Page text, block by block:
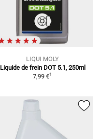
LIQUI MOLY
Liquide de frein DOT 5.1, 250ml
7,99 €1